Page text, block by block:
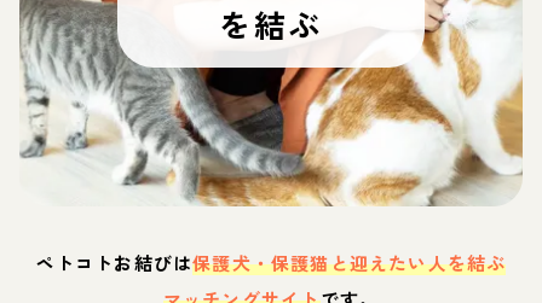
を結ぶ
ペトコトお結びは保護犬・保護猫と迎えたい人を結ぶ